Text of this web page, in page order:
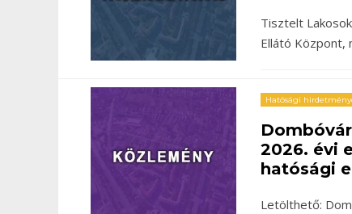
Tisztelt
Ellátó Központ,
Hatósági
2026. évi
hatósági
Letölthető: